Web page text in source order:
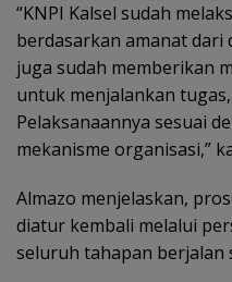
“KNPI Kalsel sudah
berdasarkan amanat dari
juga sudah memberikan
untuk menjalankan
Pelaksanaannya sesuai
mekanisme organisasi,”
Almazo menjelaskan,
diatur kembali melalui
seluruh tahapan berjalan